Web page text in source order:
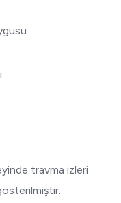
travma izleri